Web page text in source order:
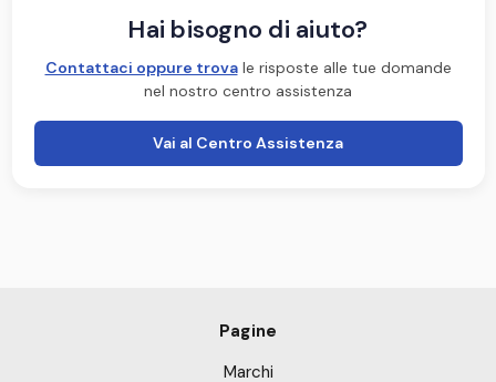
Hai bisogno di aiuto?
Contattaci oppure trovale risposte alle tue domande
nel nostro centro assistenza
Vai al Centro Assistenza
Pagine
Marchi